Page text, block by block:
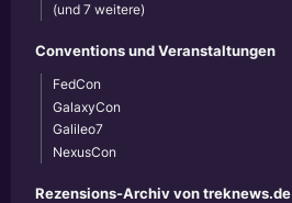
(und 7 weitere)
Conventions und Veranstaltungen
FedCon
GalaxyCon
Galileo7
NexusCon
Rezensions-Archiv von treknews.de